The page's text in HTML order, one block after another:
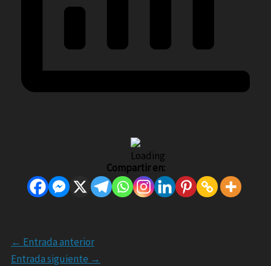
Compartir en:
← Entrada anterior
Entrada siguiente →